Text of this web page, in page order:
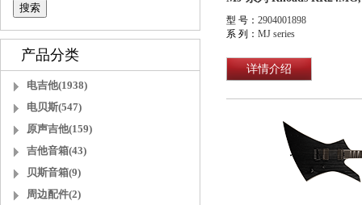
产品分类
电吉他(1938)
电贝斯(547)
原声吉他(159)
吉他音箱(43)
贝斯音箱(9)
周边配件(2)
型 号： 2904001898
系 列： MJ series
详情介绍